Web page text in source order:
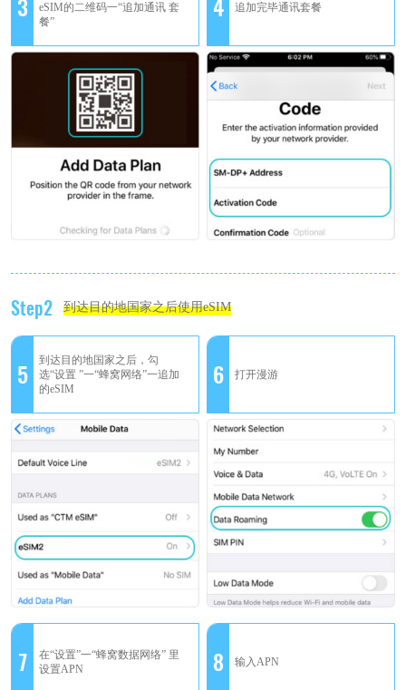
3
eSIM的二维码一“追加通讯 套
餐”
4 追加完毕通讯套餐
Step2 到达目的地国家之后使用eSIM
5
到达目的地国家之后，勾
选“设置 ”一“蜂窝网络”一追加
的eSIM
6 打开漫游
7
在“设置”一“蜂窝数据网络” 里
设置APN
8 输入APN